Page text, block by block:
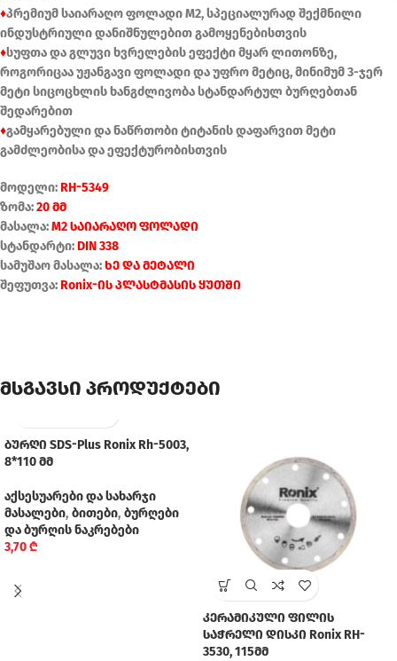
♦პრემიუმ საიარაღო ფოლადი M2, სპეციალურად შექმნილი
ინდუსტრიული დანიშნულებით გამოყენებისთვის
♦სუფთა და გლუვი ხვრელების ეფექტი მყარ ლითონზე,
როგორიცაა უჟანგავი ფოლადი და უფრო მეტიც, მინიმუმ 3-ჯერ
მეტი სიცოცხლის ხანგძლივობა სტანდარტულ ბურღებთან
შედარებით
♦გამყარებული და ნაწრთობი ტიტანის დაფარვით მეტი
გამძლეობისა და ეფექტურობისთვის
მოდელი:RH-5349
ზომა:20 მმ
მასალა:M2 საიარაღო ფოლადი
სტანდარტი:DIN 338
სამუშაო მასალა:ხე და მეტალი
შეფუთვა:Ronix-ის პლასტმასის ყუთში
მსგავსი პროდუქტები
ბურღი SDS-Plus Ronix Rh-5003,
8*110 მმ
აქსესუარები და სახარჯი
მასალები, ბითები, ბურღები
და ბურღის ნაკრებები
3,70₾
კერამიკული ფილის
საჭრელი დისკი Ronix RH-
3530, 115მმ